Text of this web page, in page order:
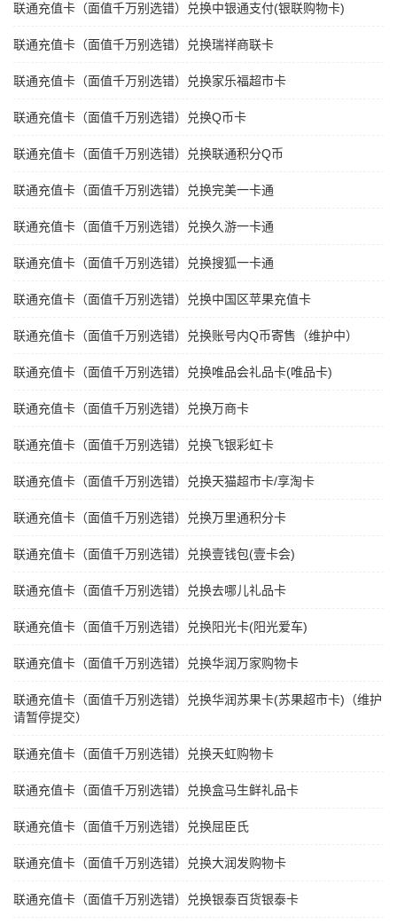
联通充值卡（面值千万别选错）兑换中银通支付(银联购物卡)
联通充值卡（面值千万别选错）兑换瑞祥商联卡
联通充值卡（面值千万别选错）兑换家乐福超市卡
联通充值卡（面值千万别选错）兑换Q币卡
联通充值卡（面值千万别选错）兑换联通积分Q币
联通充值卡（面值千万别选错）兑换完美一卡通
联通充值卡（面值千万别选错）兑换久游一卡通
联通充值卡（面值千万别选错）兑换搜狐一卡通
联通充值卡（面值千万别选错）兑换中国区苹果充值卡
联通充值卡（面值千万别选错）兑换账号内Q币寄售（维护中）
联通充值卡（面值千万别选错）兑换唯品会礼品卡(唯品卡)
联通充值卡（面值千万别选错）兑换万商卡
联通充值卡（面值千万别选错）兑换飞银彩虹卡
联通充值卡（面值千万别选错）兑换天猫超市卡/享淘卡
联通充值卡（面值千万别选错）兑换万里通积分卡
联通充值卡（面值千万别选错）兑换壹钱包(壹卡会)
联通充值卡（面值千万别选错）兑换去哪儿礼品卡
联通充值卡（面值千万别选错）兑换阳光卡(阳光爱车)
联通充值卡（面值千万别选错）兑换华润万家购物卡
联通充值卡（面值千万别选错）兑换华润苏果卡(苏果超市卡)（维护
请暂停提交）
联通充值卡（面值千万别选错）兑换天虹购物卡
联通充值卡（面值千万别选错）兑换盒马生鲜礼品卡
联通充值卡（面值千万别选错）兑换屈臣氏
联通充值卡（面值千万别选错）兑换大润发购物卡
联通充值卡（面值千万别选错）兑换银泰百货银泰卡